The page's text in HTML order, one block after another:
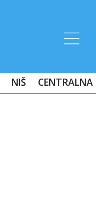
NIŠ CENTRALNA